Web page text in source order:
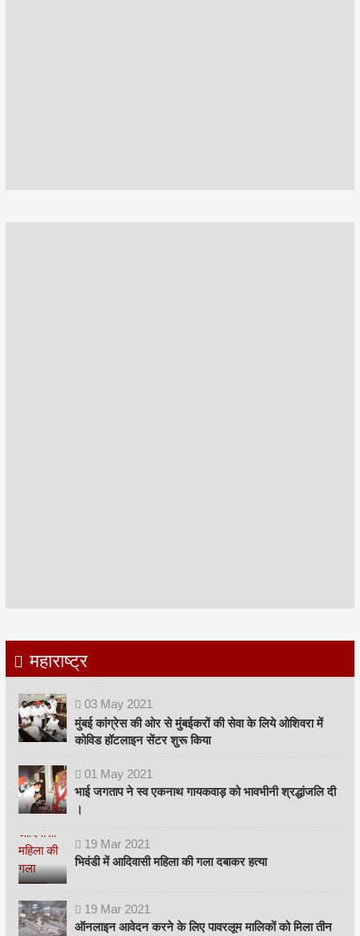
महाराष्ट्र
03 May 2021
मुंबई कांग्रेस की ओर से मुंबईकरों की सेवा के लिये ओशिवरा में
कोविड हॉटलाइन सेंटर शुरू किया
01 May 2021
भाई जगताप ने स्व एकनाथ गायकवाड़ को भावभीनी श्रद्धांजलि दी
।
19 Mar 2021
भिवंडी में आदिवासी महिला की गला दबाकर हत्या
19 Mar 2021
ऑनलाइन आवेदन करने के लिए पावरलूम मालिकों को मिला तीन